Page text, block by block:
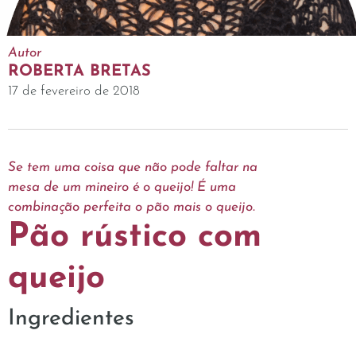
Autor
ROBERTA BRETAS
17 de fevereiro de 2018
Se tem uma coisa que não pode faltar na
mesa de um mineiro é o queijo! É uma
combinação perfeita o pão mais o queijo.
Pão rústico com
queijo
Ingredientes